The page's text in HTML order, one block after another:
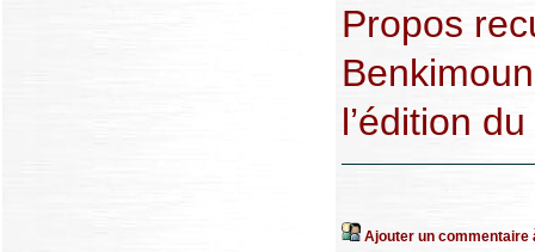
Propos
l’édition
Ajouter un commentaire